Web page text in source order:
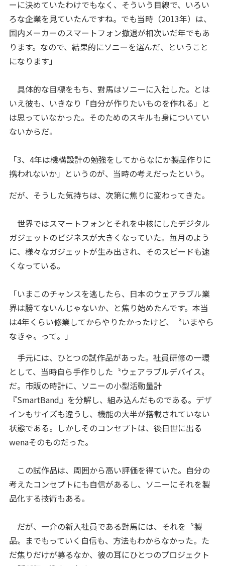
ーに決めていたわけでもなく、そういう目線で、いろい
ろな企業を見ていたんですね。でも当時（2013年）は、
国内メーカーのスマートフォン撤退が相次いだ年でもあ
ります。なので、結果的にソニーを選んだ、ということ
になります」
具体的な目標をもち、對馬はソニーに入社した。とは
いえ彼も、いきなり「自分が作りたいものを作れる」と
は思っていなかった。そのためのスキルも身についてい
ないからだ。
「3、4年は機構設計の勉強をしてからなにか製品作りに
携われないか」というのが、当時の考えだったという。
だが、そうした気持ちは、次第に焦りに変わってきた。
世界ではスマートフォンとそれを中核にしたデジタル
ガジェットのビジネスが大きくなっていた。毎月のよう
に、様々なガジェットが生み出され、そのスピードも速
くなっている。
「いまこのチャンスを逃したら、日本のウェアラブル業
界は勝てないんじゃないか、と焦り始めたんです。本当
は4年くらい修業してからやりたかったけど、〝いまやら
なきゃ〟って。」
手元には、ひとつの試作品があった。社員研修の一環
として、当時自ら手作りした〝ウェアラブルデバイス〟
だ。市販の時計に、ソニーの小型活動量計
『SmartBand』を分解し、組み込んだものである。デザ
インもサイズも違うし、機能の大半が搭載されていない
状態である。しかしそのコンセプトは、後日世に出る
wenaそのものだった。
この試作品は、周囲から高い評価を得ていた。自分の
考えたコンセプトにも自信があるし、ソニーにそれを製
品化する技術もある。
だが、一介の新入社員である對馬には、それを〝製
品〟までもっていく自信も、方法もわからなかった。た
だ焦りだけが募るなか、彼の耳にひとつのプロジェクト